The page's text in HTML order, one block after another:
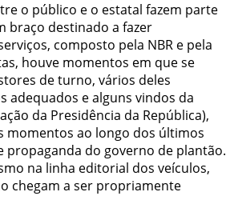
o público e o estatal fazem parte
braço destinado a fazer
composto pela NBR e pela
houve momentos em que se
de turno, vários deles
adequados e alguns vindos da
da Presidência da República),
momentos ao longo dos últimos
propaganda do governo de plantão.
na linha editorial dos veículos,
chegam a ser propriamente